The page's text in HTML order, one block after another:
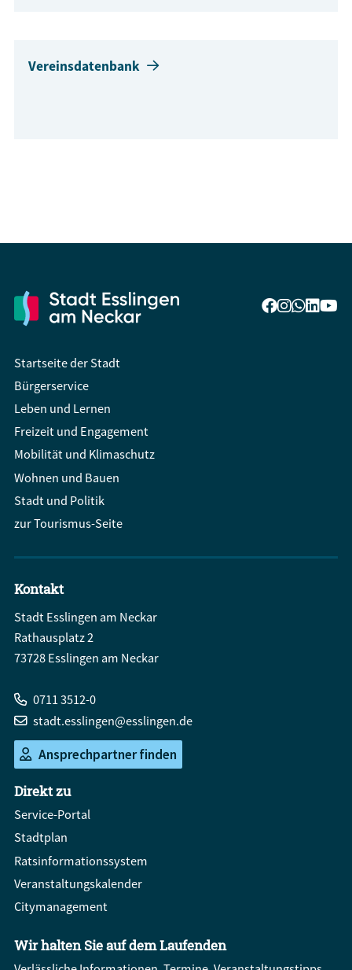
Vereinsdatenbank
Startseite der Stadt
Bürgerservice
Leben und Lernen
Freizeit und Engagement
Mobilität und Klimaschutz
Wohnen und Bauen
Stadt und Politik
zur Tourismus-Seite
Kontakt
Stadt Esslingen am Neckar
Rathausplatz 2
73728 Esslingen am Neckar
0711 3512-0
stadt.esslingen@esslingen.de
Ansprechpartner finden
Direkt zu
Service-Portal
Stadtplan
Ratsinformationssystem
Veranstaltungskalender
Citymanagement
Wir halten Sie auf dem Laufenden